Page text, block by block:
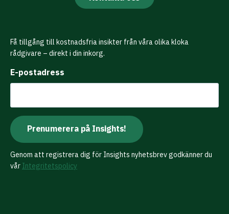
Få tillgång till kostnadsfria insikter från våra olika kloka
rådgivare – direkt i din inkorg.
E-postadress
Genom att registrera dig för Insights nyhetsbrev godkänner du
vår Integritetspolicy